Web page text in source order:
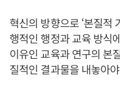
혁신의 방향으로 ‘본질적
행적인 행정과 교육 방식
이유인 교육과 연구의 본
질적인 결과물을 내놓아